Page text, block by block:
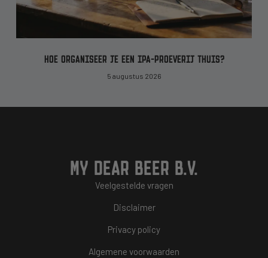
HOE ORGANISEER JE EEN IPA-PROEVERIJ THUIS?
5 augustus 2026
MY DEAR BEER B.V.
Veelgestelde vragen
Disclaimer
Privacy policy
Algemene voorwaarden